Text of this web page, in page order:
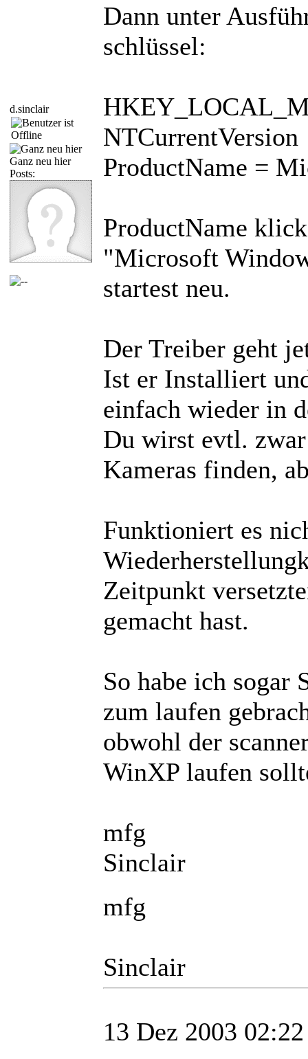
d.sinclair
Ganz neu hier
Posts:
Dann unter
schlüssel:
NTCurrentVersion
ProductName =
ProductName
"Microsoft
startest neu.
Der Treiber geht
Ist er Installiert
einfach wieder in
Du wirst evtl.
Kameras finden,
Funktioniert es
Zeitpunkt
gemacht hast.
So habe ich sogar
zum laufen
obwohl der
WinXP laufen
mfg
Sinclair
mfg
Sinclair
13 Dez 2003 02:22